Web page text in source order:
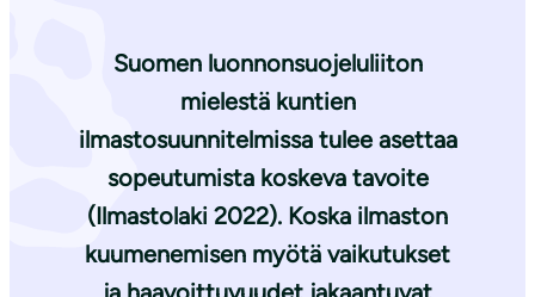
Suomen luonnonsuojeluliiton
mielestä kuntien
ilmastosuunnitelmissa tulee asettaa
sopeutumista koskeva tavoite
(Ilmastolaki 2022). Koska ilmaston
kuumenemisen myötä vaikutukset